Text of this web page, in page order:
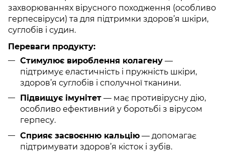
захворюваннях вірусного походження (особливо
герпесвіруси) та для підтримки здоров’я шкіри,
суглобів і судин.
Переваги продукту:
Стимулює вироблення колагену —
підтримує еластичність і пружність шкіри,
здоров’я суглобів і сполучної тканини.
Підвищує імунітет — має противірусну дію,
особливо ефективний у боротьбі з вірусом
герпесу.
Сприяє засвоєнню кальцію — допомагає
підтримувати здоров’я кісток і зубів.